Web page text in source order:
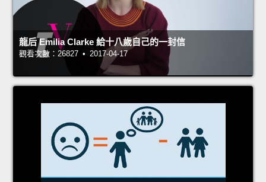
龍后 Emilia Clarke 給十八歲自己的一封信
觀看次數：26827 • 2017-04-17